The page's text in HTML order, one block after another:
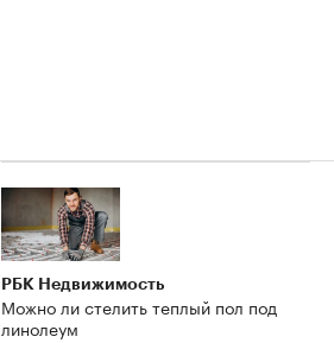
РБК Недвижимость
Можно ли стелить теплый пол под
линолеум